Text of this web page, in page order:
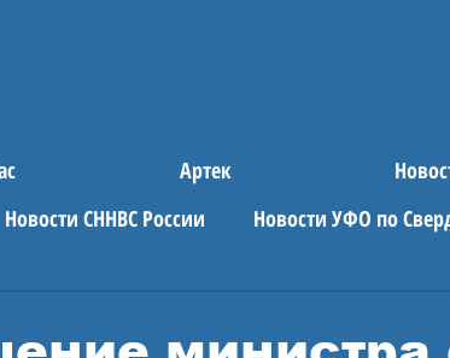
Артек
Новости СННВС России Новости УФО по
новости